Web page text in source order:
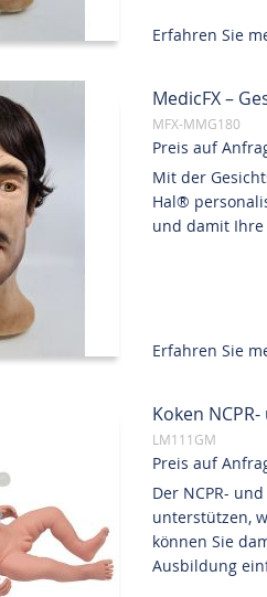
Erfahren Sie
MedicFX –
MFX-MMG180
Preis auf
Mit der
Hal®
und damit
Erfahren Sie
Koken
LM111GM
Preis auf
Der NCPR-
unterstützen,
können Sie
Ausbildung